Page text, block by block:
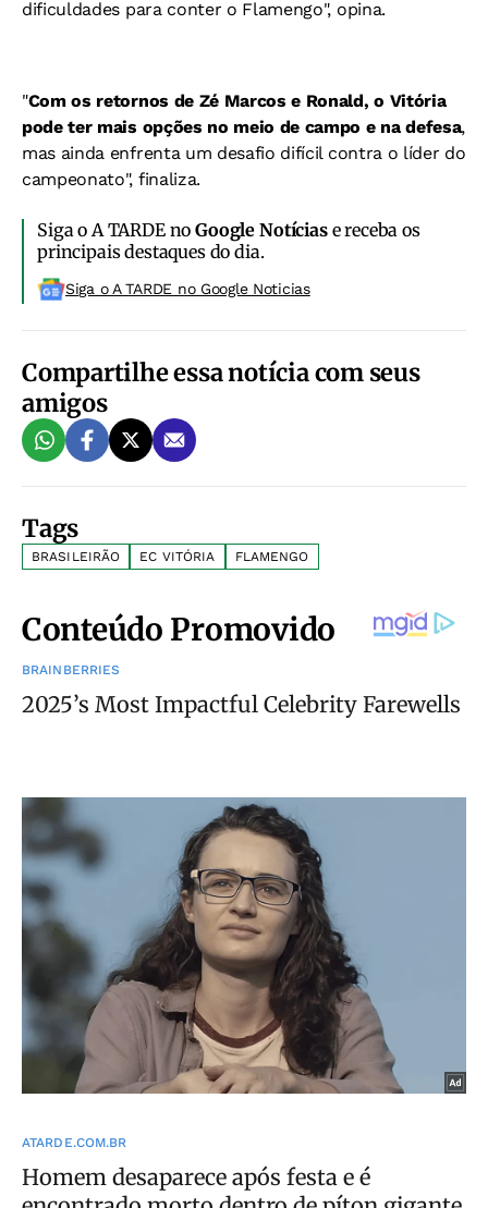
dificuldades para conter o Flamengo", opina.
"Com os retornos de Zé Marcos e Ronald, o Vitória
pode ter mais opções no meio de campo e na defesa,
mas ainda enfrenta um desafio difícil contra o líder do
campeonato", finaliza.
Siga o A TARDE noGoogle Notíciase receba os
principais destaques do dia.
Siga o A TARDE no Google Noticias
Compartilhe essa notícia com seus
amigos
Tags
BRASILEIRÃO EC VITÓRIA FLAMENGO